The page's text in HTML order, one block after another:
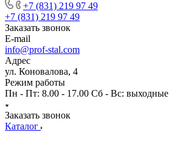
+7 (831) 219 97 49
+7 (831) 219 97 49
Заказать звонок
E-mail
info@prof-stal.com
Адрес
ул. Коновалова, 4
Режим работы
Пн - Пт: 8.00 - 17.00 Сб - Вс: выходные
Заказать звонок
Каталог